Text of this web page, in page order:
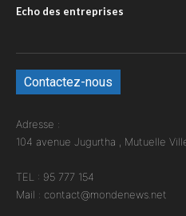
Echo des entreprises
Contactez-nous
Adresse :
104 avenue Jugurtha , Mutuelle
TEL : 95 777 154
Mail : contact@mondenews.net